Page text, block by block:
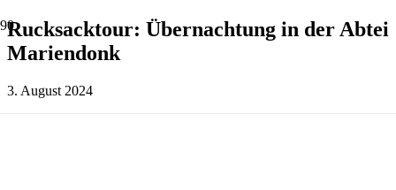
Rucksacktour: Übernachtung in der Abtei
Mariendonk
3. August 2024